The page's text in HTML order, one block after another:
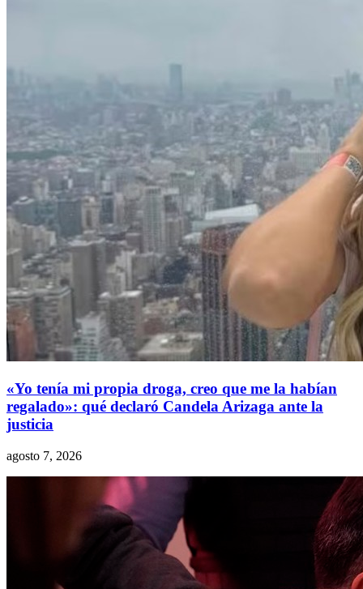
«Yo tenía mi propia droga, creo que me la habían
regalado»: qué declaró Candela Arizaga ante la
justicia
agosto 7, 2026